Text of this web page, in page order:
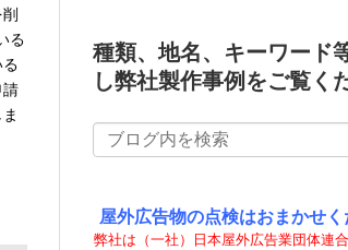
る
請
種類、地名、キーワード
し弊社製作事例をご覧く
屋外広告物の点検はおまかせく
弊社は（一社）日本屋外広告業団体連